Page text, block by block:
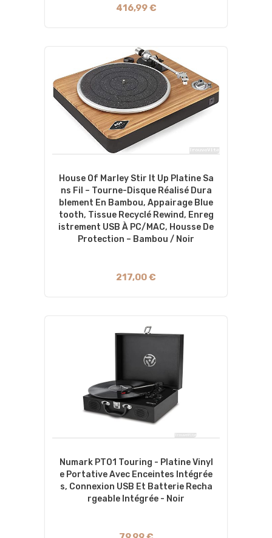
416,99 €
House Of Marley Stir It Up Platine Sa
Ns Fil – Tourne-Disque Réalisé Dura
Blement En Bambou, Appairage Blue
Tooth, Tissue Recyclé Rewind, Enreg
Istrement USB À PC/MAC, Housse De
Protection – Bambou / Noir
217,00 €
Numark PT01 Touring - Platine Vinyl
E Portative Avec Enceintes Intégrée
S, Connexion USB Et Batterie Recha
Rgeable Intégrée - Noir